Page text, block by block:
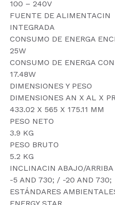
100 – 240V
FUENTE DE ALIMENTACIN
INTEGRADA
CONSUMO DE ENERGA
25W
CONSUMO DE ENERGA
17.48W
DIMENSIONES Y PESO
DIMENSIONES AN X AL X
433.02 X 565 X 175.11 MM
PESO NETO
3.9 KG
PESO BRUTO
5.2 KG
INCLINACIN ABAJO/ARRIBA
-5 AND 730; / -20 AND 730;
ESTÁNDARES
ENERGY STAR